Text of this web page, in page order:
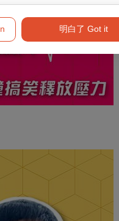
明白了 Got it